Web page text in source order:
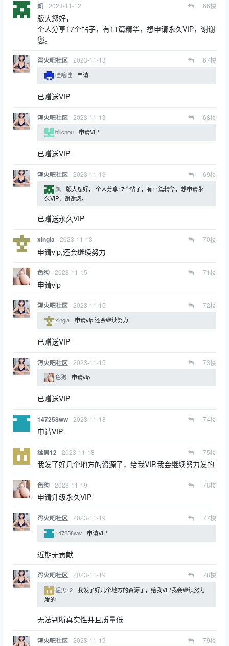
凱 2023-11-12 66楼
版大您好，
个人分享17个帖子，有11篇精华，想申请永久VIP，谢谢
您。
泻火吧社区 2023-11-13 67楼
哇哈哇 申请
已赠送VIP
泻火吧社区 2023-11-13 68楼
billchou 申请VIP
已赠送VIP
泻火吧社区 2023-11-13 69楼
凱
版大您好， 个人分享17个帖子，有11篇精华，想申请永
久VIP，谢谢您。
已赠送永久VIP
xingla 2023-11-13 70楼
申请vip,还会继续努力
色狗 2023-11-15 71楼
申请vlp
泻火吧社区 2023-11-15 72楼
xingla 申请vip,还会继续努力
已赠送VIP
泻火吧社区 2023-11-15 73楼
色狗 申请vlp
已赠送VIP
147258ww 2023-11-18 74楼
申请VIP
猛男12 2023-11-18 75楼
我发了好几个地方的资源了，给我VIP.我会继续努力发的
色狗 2023-11-19 76楼
申请升级永久VIP
泻火吧社区 2023-11-19 77楼
147258ww 申请VIP
近期无贡献
泻火吧社区 2023-11-19 78楼
猛男12
我发了好几个地方的资源了，给我VIP.我会继续努力
发的
无法判断真实性并且质量低
泻火吧社区 2023-11-19 79楼